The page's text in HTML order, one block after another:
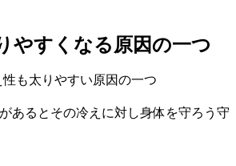
やすくなる原因の一つ
性も太りやすい原因の一つ
あるとその冷えに対し身体を守ろう守